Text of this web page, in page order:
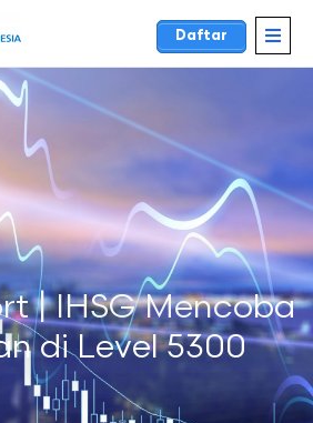
Daftar
| IHSG Mencoba
di Level 5300